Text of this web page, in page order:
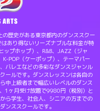
歴史がある東京都内のダンススクー
あり得ないリーズナブルな料金が特
ップホップ）、R&B、JAZZ（ジャ
K-POP（ケーポップ）、テーマパー
バレエなどの多彩なダンスジャンル
ールです。ダンスレッスンは各自の
中上級者まで幅広いレベルのダンス
1ヶ月受け放題で9980円（税別）と
ら学生、社会人、シニアの方までの
ンススクールです。